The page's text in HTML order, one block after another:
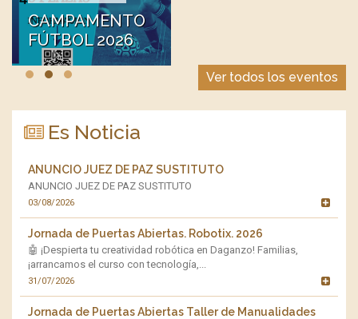
CAMPAMENTO
FÚTBOL 2026
Ver todos los eventos
Es Noticia
ANUNCIO JUEZ DE PAZ SUSTITUTO
ANUNCIO JUEZ DE PAZ SUSTITUTO
03/08/2026
Jornada de Puertas Abiertas. Robotix. 2026
🤖 ¡Despierta tu creatividad robótica en Daganzo! Familias,
¡arrancamos el curso con tecnología,...
31/07/2026
Jornada de Puertas Abiertas Taller de Manualidades